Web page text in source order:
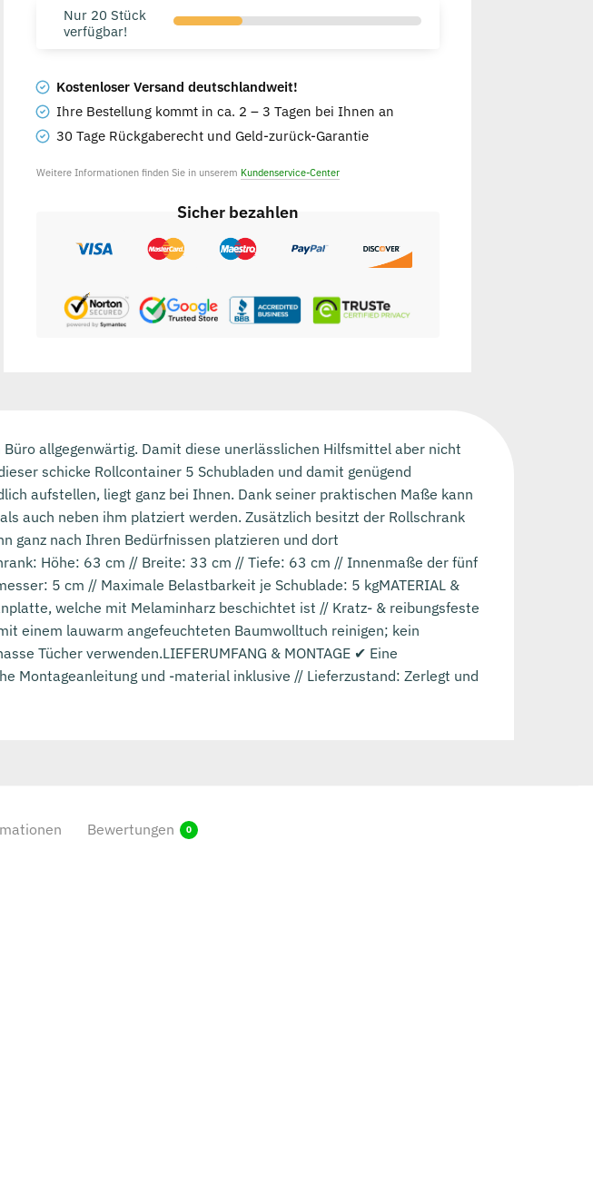
Nur 20 Stück
verfügbar!
Kostenloser Versand deutschlandweit!
Ihre Bestellung kommt in ca. 2 – 3 Tagen bei Ihnen an
30 Tage Rückgaberecht und Geld-zurück-Garantie
Weitere Informationen finden Sie in unserem Kundenservice-Center
Sicher bezahlen
Büro allgegenwärtig. Damit diese unerlässlichen Hilfsmittel aber nicht
schicke Rollcontainer 5 Schubladen und damit genügend
aufstellen, liegt ganz bei Ihnen. Dank seiner praktischen Maße kann
auch neben ihm platziert werden. Zusätzlich besitzt der Rollschrank
ganz nach Ihren Bedürfnissen platzieren und dort
Höhe: 63 cm // Breite: 33 cm // Tiefe: 63 cm // Innenmaße der fünf
5 cm // Maximale Belastbarkeit je Schublade: 5 kgMATERIAL &
welche mit Melaminharz beschichtet ist // Kratz- & reibungsfeste
einem lauwarm angefeuchteten Baumwolltuch reinigen; kein
Tücher verwenden.LIEFERUMFANG & MONTAGE ✔ Eine
Montageanleitung und -material inklusive // Lieferzustand: Zerlegt und
Bewertungen 0